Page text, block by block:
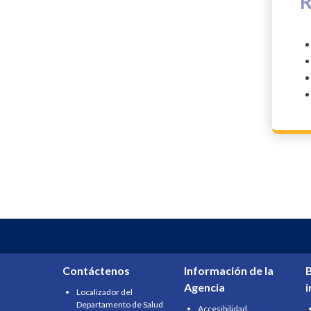
Contáctenos
Localizador del
Departamento de Salud
Información de la
Agencia
Accesibilidad